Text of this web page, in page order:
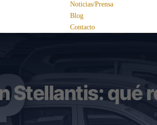
Noticias/Prensa
Blog
Contacto
Stellantis: qué